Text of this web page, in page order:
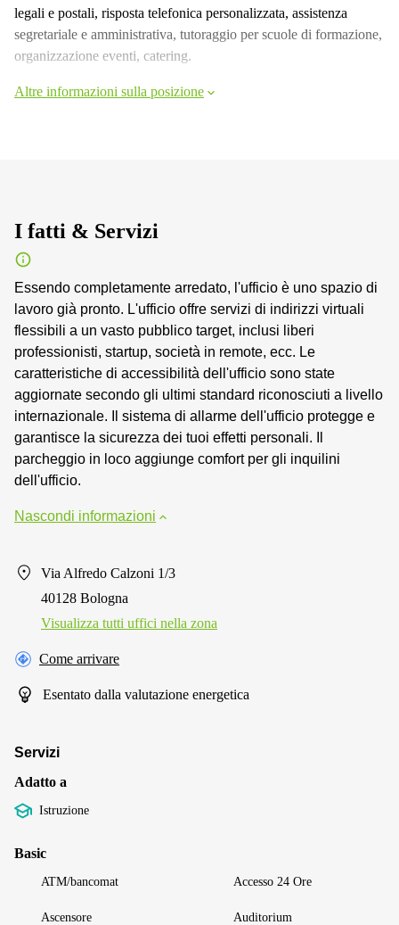
legali e postali, risposta telefonica personalizzata, assistenza
segretariale e amministrativa, tutoraggio per scuole di formazione,
organizzazione eventi, catering.
Altre informazioni sulla posizione
I fatti & Servizi
Essendo completamente arredato, l'ufficio è uno spazio di
lavoro già pronto. L'ufficio offre servizi di indirizzi virtuali
flessibili a un vasto pubblico target, inclusi liberi
professionisti, startup, società in remote, ecc. Le
caratteristiche di accessibilità dell'ufficio sono state
aggiornate secondo gli ultimi standard riconosciuti a livello
internazionale. Il sistema di allarme dell'ufficio protegge e
garantisce la sicurezza dei tuoi effetti personali. Il
parcheggio in loco aggiunge comfort per gli inquilini
dell'ufficio.
Nascondi informazioni
Via Alfredo Calzoni 1/3
40128 Bologna
Visualizza tutti uffici nella zona
Come arrivare
Esentato dalla valutazione energetica
Servizi
Adatto a
Istruzione
Basic
ATM/bancomat Accesso 24 Ore
Ascensore Auditorium